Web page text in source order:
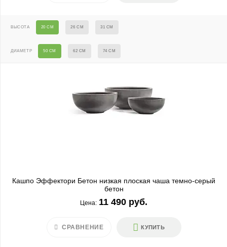
ВЫСОТА 20 СМ 26 СМ 31 СМ
ДИАМЕТР 50 СМ 62 СМ 74 СМ
Кашпо Эффектори Бетон низкая плоская чаша темно-серый
бетон
Цена: 11 490 руб.
КУПИТЬ
СРАВНЕНИЕ